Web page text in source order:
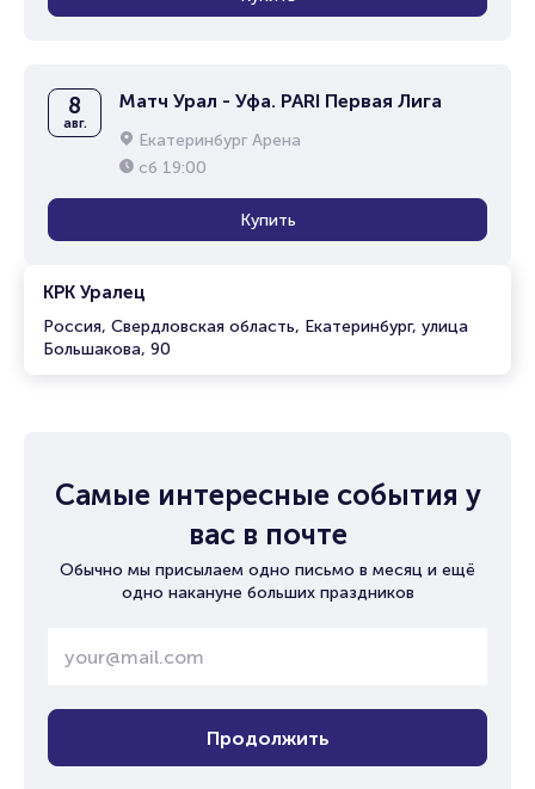
КРК Уралец
Россия, Свердловская область, Екатеринбург, улица
Большакова, 90
8
авг.
Матч Урал - Уфа. PARI Первая Лига
Екатеринбург Арена
сб 19:00
Купить
Самые интересные события у
вас в почте
Обычно мы присылаем одно письмо в месяц и ещё
одно накануне больших праздников
Продолжить